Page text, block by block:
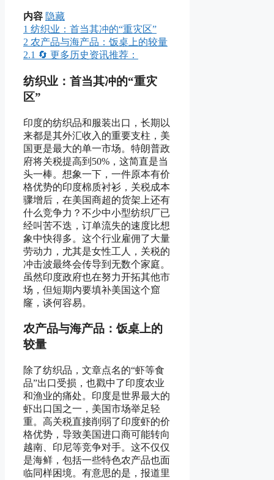
内容 隐藏
1 纺织业：首当其冲的“重灾区”
2 农产品与海产品：饭桌上的较量
2.1 🔄 更多历史资讯推荐：
纺织业：首当其冲的“重灾
区”
印度的纺织品和服装出口，长期以
来都是其外汇收入的重要支柱，美
国更是最大的单一市场。特朗普政
府将关税提高到50%，这简直是当
头一棒。想象一下，一件原本有价
格优势的印度棉质衬衫，关税成本
骤增后，在美国商超的货架上还有
什么竞争力？不少中小型纺织厂已
经叫苦不迭，订单流失的速度比想
象中快得多。这个行业雇佣了大量
劳动力，尤其是女性工人，关税的
冲击波最终会传导到无数个家庭。
虽然印度政府也在努力开拓其他市
场，但短期内要填补美国这个窟
窿，谈何容易。
农产品与海产品：饭桌上的
较量
除了纺织品，文章点名的“虾等食
品”出口受损，也戳中了印度农业
和渔业的痛处。印度是世界最大的
虾出口国之一，美国市场举足轻
重。高关税直接削弱了印度虾的价
格优势，导致美国进口商可能转向
越南、印尼等竞争对手。这不仅仅
是海鲜，包括一些特色农产品也面
临同样困境。有意思的是，报道里